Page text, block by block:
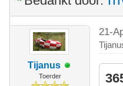
Tijanus
Toerder
21-